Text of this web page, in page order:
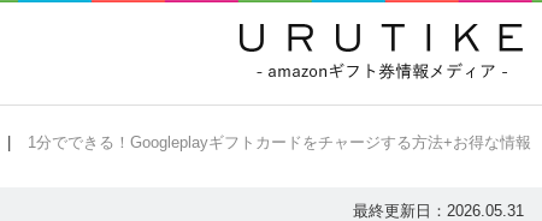
1分でできる！Googleplayギフトカードをチャージする方法+お得な情報
最終更新日： 2026.05.31